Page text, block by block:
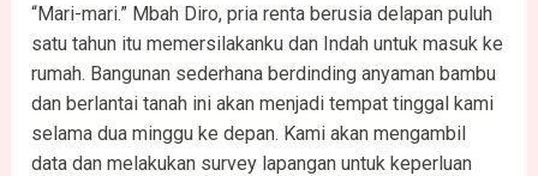
“Mari-mari.” Mbah Diro, pria renta berusia delapan puluh
satu tahun itu memersilakanku dan Indah untuk masuk ke
rumah. Bangunan sederhana berdinding anyaman bambu
dan berlantai tanah ini akan menjadi tempat tinggal kami
selama dua minggu ke depan. Kami akan mengambil
data dan melakukan survey lapangan untuk keperluan